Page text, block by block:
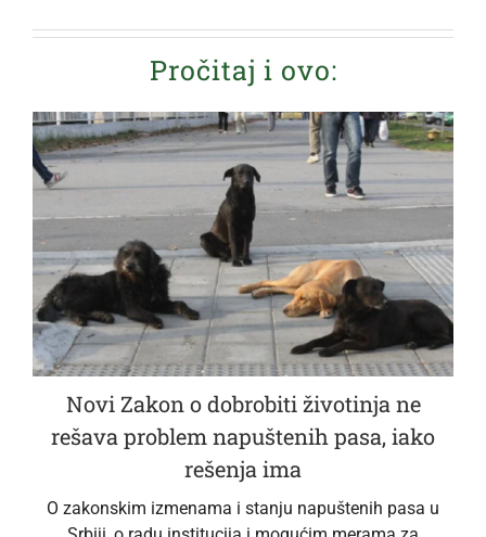
Pročitaj i ovo:
Novi Zakon o dobrobiti životinja ne
rešava problem napuštenih pasa, iako
rešenja ima
O zakonskim izmenama i stanju napuštenih pasa u